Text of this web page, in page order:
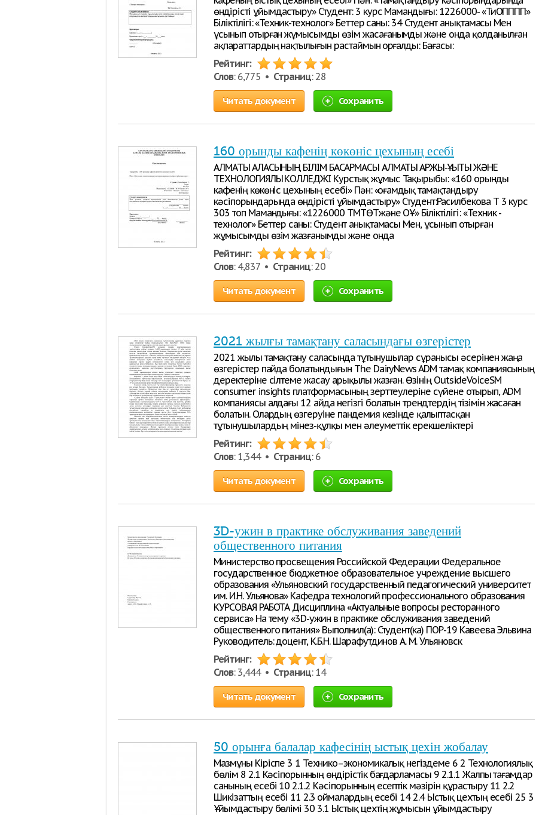
өндірісті ұйымдастыру» Студент: 3 курс Мамандығы: 1226000- «ТиОПППП»
Біліктілігі: «Техник-технолог» Беттер саны: 34 Студент анықтамасы Мен
ұсынып отырған жұмысымды өзім жасағанымды және онда қолданылған
ақпараттардың нақтылығын растаймын Қорғалды: Бағасы:
Рейтинг:
Слов: 6,775 • Страниц: 28
Читать документ Сохранить
160 орынды кафенің көкөніс цехының есебі
АЛМАТЫ ҚАЛАСЫНЫҢ БІЛІМ БАСҚАРМАСЫ АЛМАТЫ ҚАРЖЫ-ҚҰҚЫҚТЫҚ ЖӘНЕ
ТЕХНОЛОГИЯЛЫҚ КОЛЛЕДЖІ Курстық жұмыс Тақырыбы: «160 орынды
кафенің көкөніс цехының есебі» Пән: «Қоғамдық тамақтандыру
кәсіпорындарында өндірісті ұйымдастыру» Студент:Расилбекова Т 3 курс
303 топ Мамандығы: «1226000 ТМТӨТжәне ОҰ» Біліктілігі: «Техник -
технолог» Беттер саны: Студент анықтамасы Мен, ұсынып отырған
жұмысымды өзім жазғанымды және онда
Рейтинг:
Слов: 4,837 • Страниц: 20
Читать документ Сохранить
2021 жылғы тамақтану саласындағы өзгерістер
2021 жылы тамақтану саласында тұтынушылар сұранысы әсерінен жаңа
өзгерістер пайда болатындығын The DairyNews ADM тамақ компаниясының
деректеріне сілтеме жасау арықылы жазған. Өзінің OutsideVoiceSM
consumer insights платформасының зерттеулеріне сүйене отырып, ADM
компаниясы алдағы 12 айда негізгі болатын трендтердің тізімін жасаған
болатын. Олардың өзгеруіне пандемия кезінде қалыптасқан
тұтынушылардың мінез-құлқы мен әлеуметтік ерекшеліктері
Рейтинг:
Слов: 1,344 • Страниц: 6
Читать документ Сохранить
3D-ужин в практике обслуживания заведений
общественного питания
Министерство просвещения Российской Федерации Федеральное
государственное бюджетное образовательное учреждение высшего
образования «Ульяновский государственный педагогический университет
им. И.Н. Ульянова» Кафедра технологий профессионального образования
КУРСОВАЯ РАБОТА Дисциплина «Актуальные вопросы ресторанного
сервиса» На тему «3D-ужин в практике обслуживания заведений
общественного питания» Выполнил(а): Студент(ка) ПОР-19 Кавеева Эльвина
Руководитель: доцент, К.Б.Н. Шарафутдинов А. М. Ульяновск
Рейтинг:
Слов: 3,444 • Страниц: 14
Читать документ Сохранить
50 орынға балалар кафесінің ыстық цехін жобалау
Мазмұны Кіріспе 3 1 Технико–экономикалық негіздеме 6 2 Технологиялық
бөлім 8 2.1 Кәсіпорынның өндірістік бағдарламасы 9 2.1.1 Жалпы тағамдар
санының есебі 10 2.1.2 Кәсіпорынның есептік мәзірін құрастыру 11 2.2
Шикізаттың есебі 11 2.3 Қоймалардың есебі 14 2.4 Ыстық цехтың есебі 25 3
Ұйымдастыру бөлімі 30 3.1 Ыстық цехтің жұмысын ұйымдастыру